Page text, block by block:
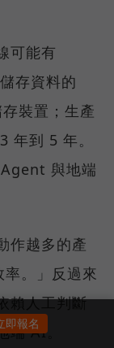
可能有
存資料的
裝置；生產
年到 5 年。
與地端
作越多的產
。」反過來
賴人工判斷
端 AI。
即報名